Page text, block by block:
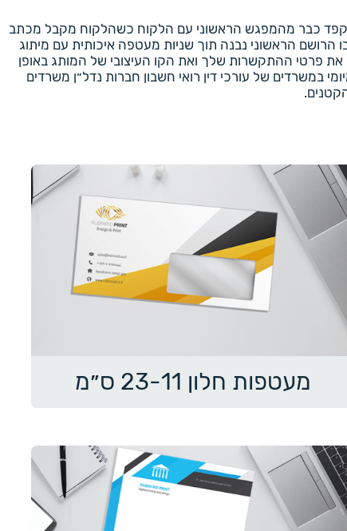
כבר מהמפגש הראשוני עם הלקוח כשהלקוח מקבל מכתב
הראשוני נבנה תוך שניות מעטפה איכותית עם מיתוג
פרטי ההתקשרות שלך ואת הקו העיצובי של המותג באופן
של עורכי דין רואי חשבון חברות נדל״ן משרדים
מעטפות חלון 23-11 ס״מ